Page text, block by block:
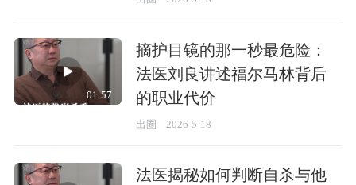
01:57
摘护目镜的那一秒最危险：
法医刘良讲述福尔马林背后
的职业代价
出圈 2026-5-18
法医揭秘如何判断自杀与他